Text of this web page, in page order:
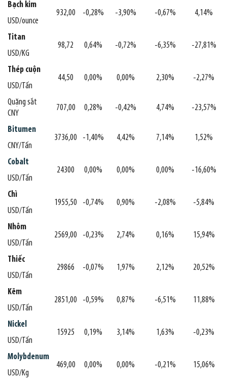
Bạch kim
USD/ounce
932,00 -0,28% -3,90% -0,67% 4,14%
Titan
USD/KG
98,72 0,64% -0,72% -6,35% -27,81%
Thép cuộn
USD/Tấn
44,50 0,00% 0,00% 2,30% -2,27%
Quặng sắt
CNY
707,00 0,28% -0,42% 4,74% -23,57%
Bitumen
CNY/Tấn
3736,00 -1,40% 4,42% 7,14% 1,52%
Cobalt
USD/Tấn
24300 0,00% 0,00% 0,00% -16,60%
Chì
USD/Tấn
1955,50 -0,74% 0,90% -2,08% -5,84%
Nhôm
USD/Tấn
2569,00 -0,23% 2,74% 0,16% 15,94%
Thiếc
USD/Tấn
29866 -0,07% 1,97% 2,12% 20,52%
Kẽm
USD/Tấn
2851,00 -0,59% 0,87% -6,51% 11,88%
Nickel
USD/Tấn
15925 0,19% 3,14% 1,63% -0,23%
Molybdenum
USD/Kg
469,00 0,00% 0,00% -0,21% 15,06%